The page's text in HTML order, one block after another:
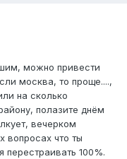
можно привести
москва, то проще....,
на сколько
полазите днём
вечерком
вопросах что ты
перестраивать 100%.